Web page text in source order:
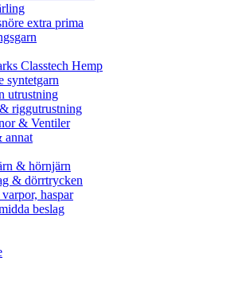
extra prima
Classtech Hemp
syntetgarn
utrustning
riggutrustning
& Ventiler
annat
& hörnjärn
& dörrtrycken
haspar
beslag